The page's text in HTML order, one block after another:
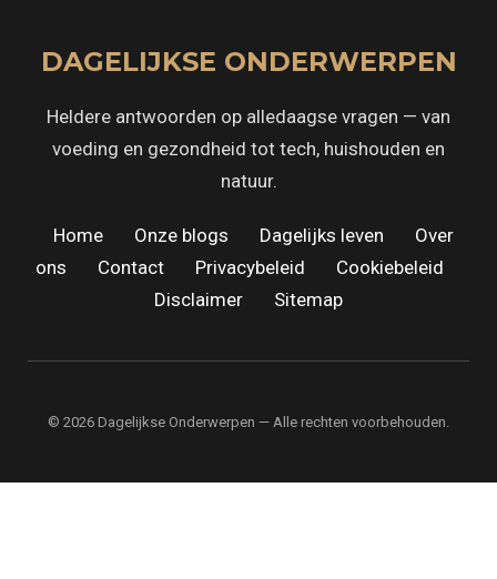
DAGELIJKSE ONDERWERPEN
Heldere antwoorden op alledaagse vragen — van
voeding en gezondheid tot tech, huishouden en
natuur.
Home Onze blogs Dagelijks leven
Over
ons
Contact Privacybeleid Cookiebeleid
Disclaimer
Sitemap
© 2026 Dagelijkse Onderwerpen — Alle rechten voorbehouden.